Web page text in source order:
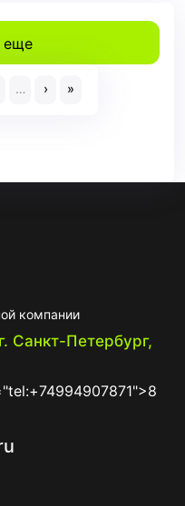
еще
… › »
компании
Санкт-Петербург,